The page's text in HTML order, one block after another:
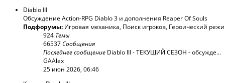
Diablo III
Обсуждение Action-RPG Diablo 3 и дополнения Reaper Of Souls
Подфорумы: Игровая механика, Поиск игроков, Героический
924 Темы
66537Сообщения
Последнее сообщение Diablo III - ТЕКУЩИЙ СЕЗОН - обсужде...
GAAlex
25 июн 2026, 06:46